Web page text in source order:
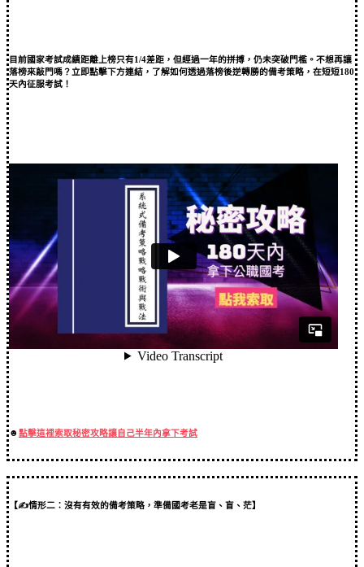
目前國家考試成績距離上榜只有1/4差距，但經過一年的拼搏，仍未突破門檻。不想再讓
落榜來敲門嗎？立即點擊下方連結，了解如何透過落榜後逆轉勝的備考策略，在短短180
天內征服考試！
☻ 點擊這裡索取秘密攻略讓自己半年內拿下考試
【✍情形二：沒有有效的備考策略，準備國考老是盲、盲、茫】